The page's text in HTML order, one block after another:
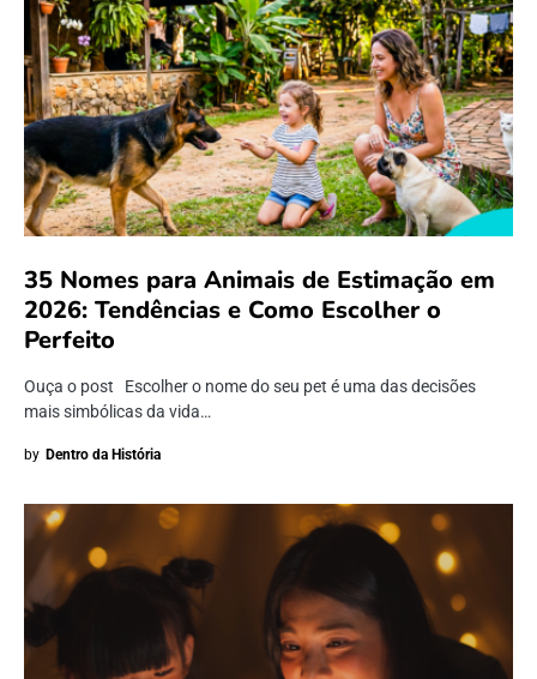
35 Nomes para Animais de Estimação em
2026: Tendências e Como Escolher o
Perfeito
Ouça o post Escolher o nome do seu pet é uma das decisões
mais simbólicas da vida…
by Dentro da História